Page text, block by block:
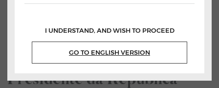
All News
Presidente da República
I UNDERSTAND, AND WISH TO PROCEED
GO TO ENGLISH VERSION